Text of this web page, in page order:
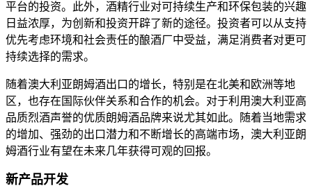
平台的投资。此外，酒精行业对可持续生产和环保包装的兴趣
日益浓厚，为创新和投资开辟了新的途径。投资者可以从支持
优先考虑环境和社会责任的酿酒厂中受益，满足消费者对更可
持续选择的需求。
随着澳大利亚朗姆酒出口的增长，特别是在北美和欧洲等地
区，也存在国际伙伴关系和合作的机会。对于利用澳大利亚高
品质烈酒声誉的优质朗姆酒品牌来说尤其如此。随着当地需求
的增加、强劲的出口潜力和不断增长的高端市场，澳大利亚朗
姆酒行业有望在未来几年获得可观的回报。
新产品开发